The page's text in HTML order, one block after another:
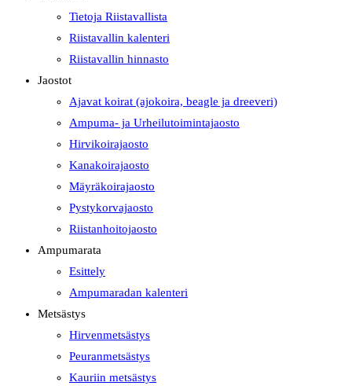
Tietoja Riistavallista
Riistavallin kalenteri
Riistavallin hinnasto
Jaostot
Ajavat koirat (ajokoira, beagle ja dreeveri)
Ampuma- ja Urheilutoimintajaosto
Hirvikoirajaosto
Kanakoirajaosto
Mäyräkoirajaosto
Pystykorvajaosto
Riistanhoitojaosto
Ampumarata
Esittely
Ampumaradan kalenteri
Metsästys
Hirvenmetsästys
Peuranmetsästys
Kauriin metsästys